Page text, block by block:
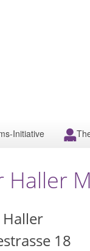
Initiative
Haller
18